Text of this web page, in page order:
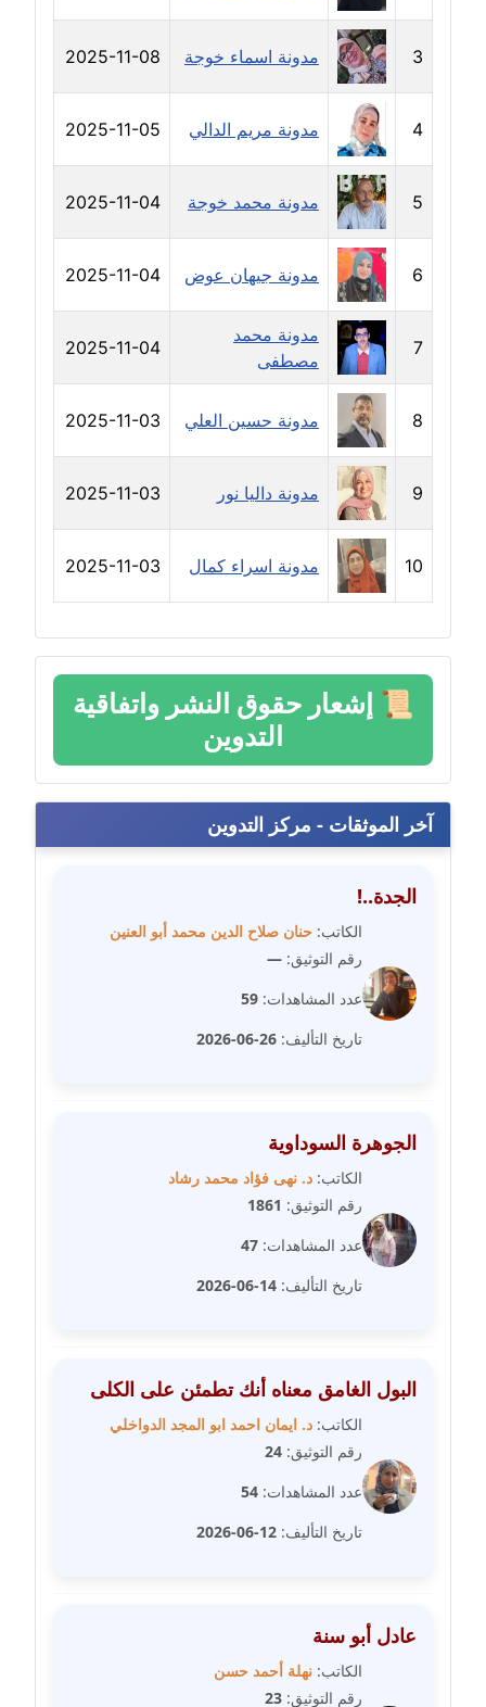
مدونة سامح فرج
عاملة
مدونة سحر أبو العلا
عاملة
مدونة سحر حسب الله
عاملة
مدونة سعاد سيد
عاملة
مدونة سعيد زعلوك
معلق
مدونة سلوى بدران
عاملة
مدونة سلوي جلال
عاملة
مدونة سلوى محمود
مدونة سماح حامد
عاملة
مدونة سمر ابراهيم
مدونة سمير حماد
مدونة سهام كمال
عاملة
مدونة سهر صيام
عاملة
مدونة سهير عسكر
عاملة
مدونة سوزان بهنسي
عاملة
عاملة
مدونة شرف الدين محمد
مدونة شيماء الجمل
عاملة
3 مدونة اسماء خوجة 2025-11-08
4 مدونة مريم الدالي 2025-11-05
5 مدونة محمد خوجة 2025-11-04
6 مدونة جيهان عوض 2025-11-04
7
مدونة محمد
مصطفى
2025-11-04
8 مدونة حسين العلي 2025-11-03
9 مدونة داليا نور 2025-11-03
10 مدونة اسراء كمال 2025-11-03
📜 إشعار حقوق النشر واتفاقية
التدوين
آخر الموثقات - مركز التدوين
الجدة..!
الكاتب: حنان صلاح الدين محمد أبو العنين
رقم التوثيق: —
عدد المشاهدات: 59
تاريخ التأليف: 26-06-2026
الجوهرة السوداوية
الكاتب: د. نهى فؤاد محمد رشاد
رقم التوثيق: 1861
عدد المشاهدات: 47
تاريخ التأليف: 14-06-2026
البول الغامق معناه أنك تطمئن على الكلى
الكاتب: د. ايمان احمد ابو المجد الدواخلي
رقم التوثيق: 24
عدد المشاهدات: 54
تاريخ التأليف: 12-06-2026
عادل أبو سنة
الكاتب: نهلة أحمد حسن
رقم التوثيق: 23